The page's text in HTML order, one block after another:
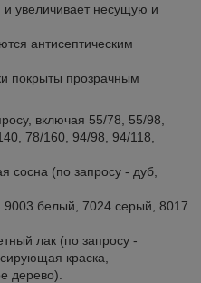
и увеличивает несущую и
антисептическим
покрыты прозрачным
включая 55/78, 55/98,
78/160, 94/98, 94/118,
сосна (по запросу - дуб,
9003 белый, 7024 серый, 8017
лак (по запросу -
краска,
дерево).